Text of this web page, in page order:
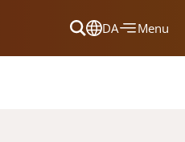
DA
Dansk
Menu